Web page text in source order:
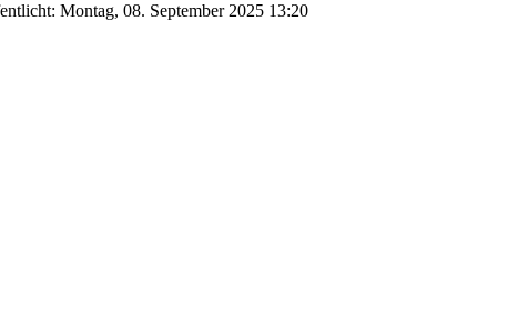
Montag, 08. September 2025 13:20